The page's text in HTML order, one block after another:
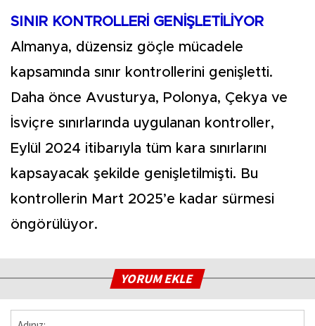
SINIR KONTROLLERİ GENİŞLETİLİYOR
Almanya, düzensiz göçle mücadele
kapsamında sınır kontrollerini genişletti.
Daha önce Avusturya, Polonya, Çekya ve
İsviçre sınırlarında uygulanan kontroller,
Eylül 2024 itibarıyla tüm kara sınırlarını
kapsayacak şekilde genişletilmişti. Bu
kontrollerin Mart 2025’e kadar sürmesi
öngörülüyor.
YORUM EKLE